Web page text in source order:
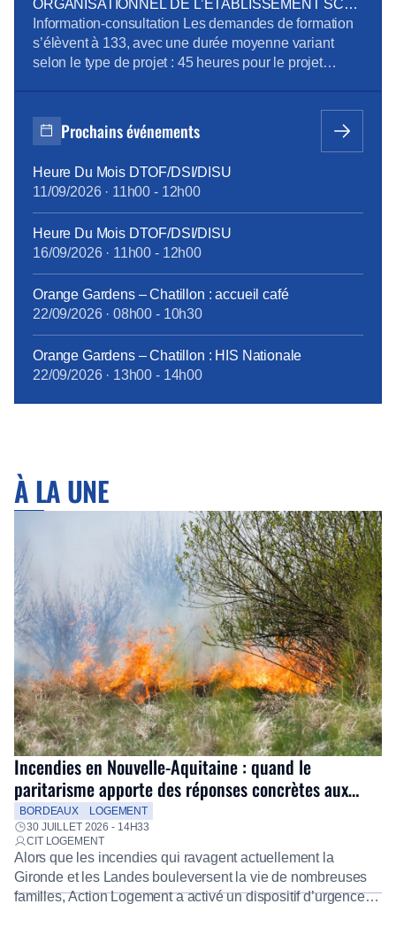
Véhicule, Situation de la prévention de l’addiction au
sein du groupe Orange Pour télécharger le […]
ORGANISATIONNEL DE L’ETABLISSEMENT SCE
D’ORANGE SA
Information-consultation Les demandes de formation
s’élèvent à 133, avec une durée moyenne variant
selon le type de projet : 45 heures pour le projet
présentiel ont été organisés pour aider les volontaires
à développer leurs compétences, avec des
Prochains événements
Heure Du Mois DTOF/DSI/DISU
11/09/2026· 11h00 - 12h00
Heure Du Mois DTOF/DSI/DISU
16/09/2026· 11h00 - 12h00
Orange Gardens – Chatillon : accueil café
22/09/2026· 08h00 - 10h30
Orange Gardens – Chatillon : HIS Nationale
22/09/2026· 13h00 - 14h00
À LA UNE
Incendies en Nouvelle-Aquitaine : quand le
paritarisme apporte des réponses concrètes aux
salariés
BORDEAUX
LOGEMENT
30 JUILLET 2026 - 14H33
CIT LOGEMENT
Alors que les incendies qui ravagent actuellement la
Gironde et les Landes bouleversent la vie de nombreuses
familles, Action Logement a activé un dispositif d’urgence